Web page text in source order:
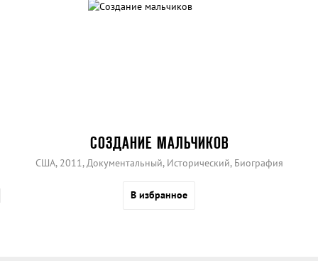
СОЗДАНИЕ МАЛЬЧИКОВ
США, 2011, Документальный, Исторический, Биография
В избранное